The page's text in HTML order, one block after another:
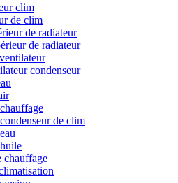
clim
de clim
de radiateur
de radiateur
condenseur
de clim
chauffage